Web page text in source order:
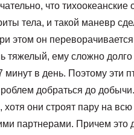
что тихоокеанские
тела, и такой маневр
этом он
тяжелый, ему сложно долго
минут в день. Поэтому эти
добраться до
они строят пару на
партнерами. Причем это